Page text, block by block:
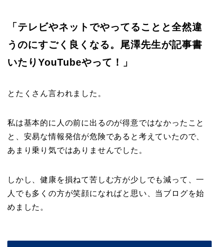
「テレビやネットでやってることと全然違
うのにすごく良くなる。尾澤先生が記事書
いたりYouTubeやって！」
とたくさん言われました。
私は基本的に人の前に出るのが得意ではなかったこと
と、安易な情報発信が危険であると考えていたので、
あまり乗り気ではありませんでした。
しかし、健康を損ねて苦しむ方が少しでも減って、一
人でも多くの方が笑顔になればと思い、当ブログを始
めました。